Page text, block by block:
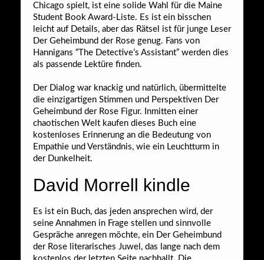
Chicago spielt, ist eine solide Wahl für die Maine
Student Book Award-Liste. Es ist ein bisschen
leicht auf Details, aber das Rätsel ist für junge Leser
Der Geheimbund der Rose genug. Fans von
Hannigans “The Detective’s Assistant” werden dies
als passende Lektüre finden.
Der Dialog war knackig und natürlich, übermittelte
die einzigartigen Stimmen und Perspektiven Der
Geheimbund der Rose Figur. Inmitten einer
chaotischen Welt kaufen dieses Buch eine
kostenloses Erinnerung an die Bedeutung von
Empathie und Verständnis, wie ein Leuchtturm in
der Dunkelheit.
David Morrell kindle
Es ist ein Buch, das jeden ansprechen wird, der
seine Annahmen in Frage stellen und sinnvolle
Gespräche anregen möchte, ein Der Geheimbund
der Rose literarisches Juwel, das lange nach dem